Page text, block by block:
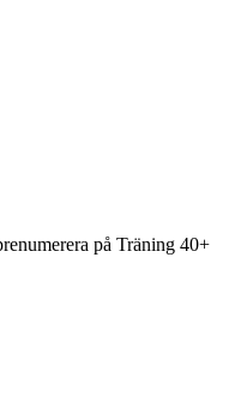
på Träning 40+